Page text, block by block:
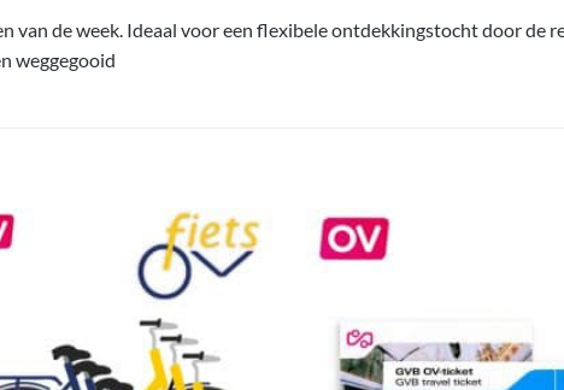
van de week. Ideaal voor een flexibele ontdekkingstocht door de
weggegooid